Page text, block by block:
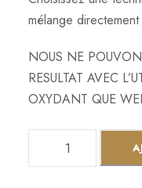
mélange
NOUS NE
RESULTAT AVEC
OXYDANT QUE